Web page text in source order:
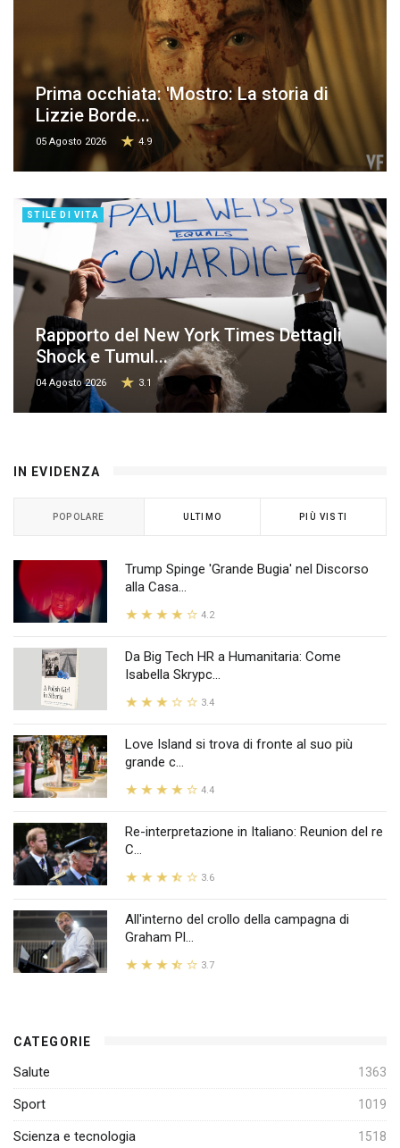
Prima occhiata: 'Mostro: La storia di
Lizzie Borde...
05 Agosto 2026 4.9
STILE DI VITA
Rapporto del New York Times Dettagli
Shock e Tumul...
04 Agosto 2026 3.1
IN EVIDENZA
POPOLARE ULTIMO PIÙ VISTI
Trump Spinge 'Grande Bugia' nel Discorso
alla Casa...
4.2
Da Big Tech HR a Humanitaria: Come
Isabella Skrypc...
3.4
Love Island si trova di fronte al suo più
grande c...
4.4
Re-interpretazione in Italiano: Reunion del re
C...
3.6
All'interno del crollo della campagna di
Graham Pl...
3.7
CATEGORIE
Salute 1363
Sport 1019
Scienza e tecnologia 1518